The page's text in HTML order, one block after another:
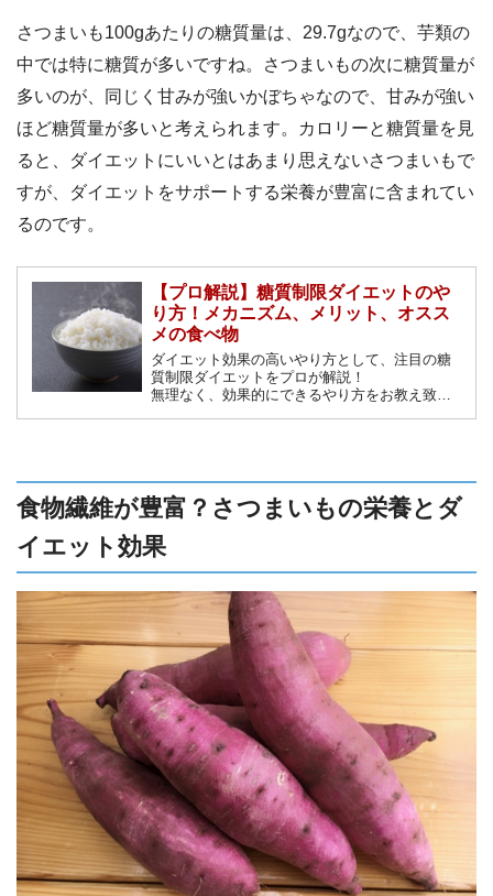
さつまいも100gあたりの糖質量は、29.7gなので、芋類の
中では特に糖質が多いですね。さつまいもの次に糖質量が
多いのが、同じく甘みが強いかぼちゃなので、甘みが強い
ほど糖質量が多いと考えられます。カロリーと糖質量を見
ると、ダイエットにいいとはあまり思えないさつまいもで
すが、ダイエットをサポートする栄養が豊富に含まれてい
るのです。
【プロ解説】糖質制限ダイエットのや
り方！メカニズム、メリット、オスス
メの食べ物
ダイエット効果の高いやり方として、注目の糖
質制限ダイエットをプロが解説！
無理なく、効果的にできるやり方をお教え致し
食物繊維が豊富？さつまいもの栄養とダ
イエット効果